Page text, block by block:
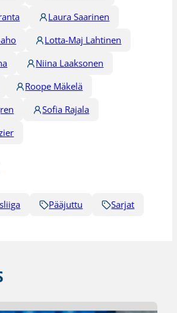
Laura Saarinen
Lotta-Maj Lahtinen
Niina Laaksonen
Roope Mäkelä
Sofia Rajala
Pääjuttu Sarjat